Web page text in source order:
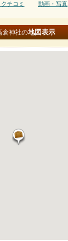
チコミ 動画・写真
倉神社の地図表示